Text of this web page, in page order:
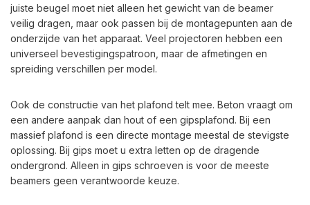
juiste beugel moet niet alleen het gewicht van de beamer
veilig dragen, maar ook passen bij de montagepunten aan de
onderzijde van het apparaat. Veel projectoren hebben een
universeel bevestigingspatroon, maar de afmetingen en
spreiding verschillen per model.
Ook de constructie van het plafond telt mee. Beton vraagt om
een andere aanpak dan hout of een gipsplafond. Bij een
massief plafond is een directe montage meestal de stevigste
oplossing. Bij gips moet u extra letten op de dragende
ondergrond. Alleen in gips schroeven is voor de meeste
beamers geen verantwoorde keuze.